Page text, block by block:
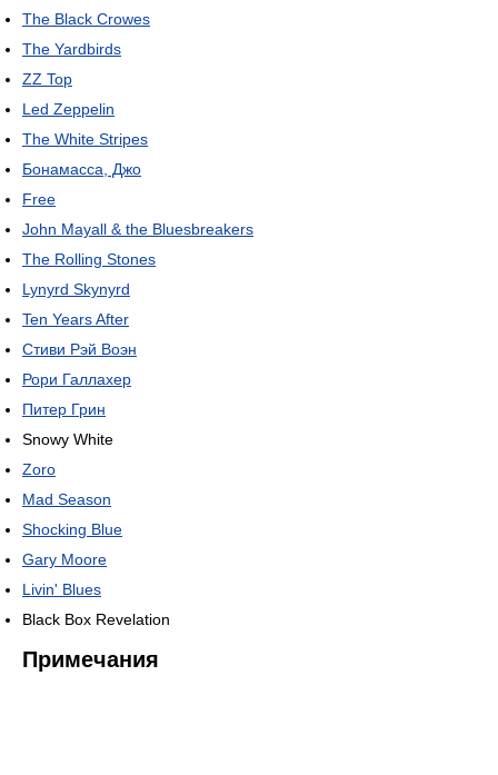
The Black Crowes
The Yardbirds
ZZ Top
Led Zeppelin
The White Stripes
Бонамасса, Джо
Free
John Mayall & the Bluesbreakers
The Rolling Stones
Lynyrd Skynyrd
Ten Years After
Стиви Рэй Воэн
Рори Галлахер
Питер Грин
Snowy White
Zoro
Mad Season
Shocking Blue
Gary Moore
Livin' Blues
Black Box Revelation
Примечания